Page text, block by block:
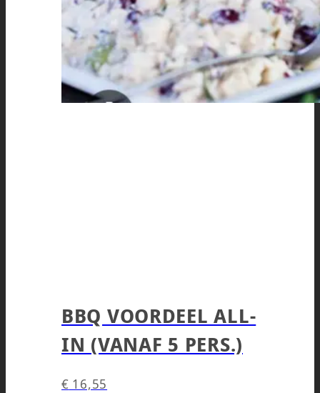
BBQ VOORDEEL ALL-
IN (VANAF 5 PERS.)
€ 16,55